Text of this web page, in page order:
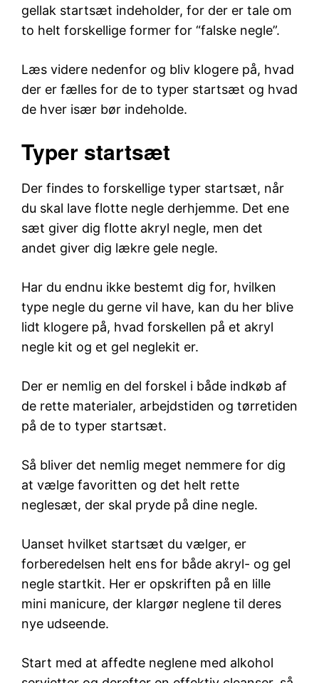
gellak startsæt indeholder, for der er tale om
to helt forskellige former for “falske negle”.
Læs videre nedenfor og bliv klogere på, hvad
der er fælles for de to typer startsæt og hvad
de hver især bør indeholde.
Typer startsæt
Der findes to forskellige typer startsæt, når
du skal lave flotte negle derhjemme. Det ene
sæt giver dig flotte akryl negle, men det
andet giver dig lækre gele negle.
Har du endnu ikke bestemt dig for, hvilken
type negle du gerne vil have, kan du her blive
lidt klogere på, hvad forskellen på et akryl
negle kit og et gel neglekit er.
Der er nemlig en del forskel i både indkøb af
de rette materialer, arbejdstiden og tørretiden
på de to typer startsæt.
Så bliver det nemlig meget nemmere for dig
at vælge favoritten og det helt rette
neglesæt, der skal pryde på dine negle.
Uanset hvilket startsæt du vælger, er
forberedelsen helt ens for både akryl- og gel
negle startkit. Her er opskriften på en lille
mini manicure, der klargør neglene til deres
nye udseende.
Start med at affedte neglene med alkohol